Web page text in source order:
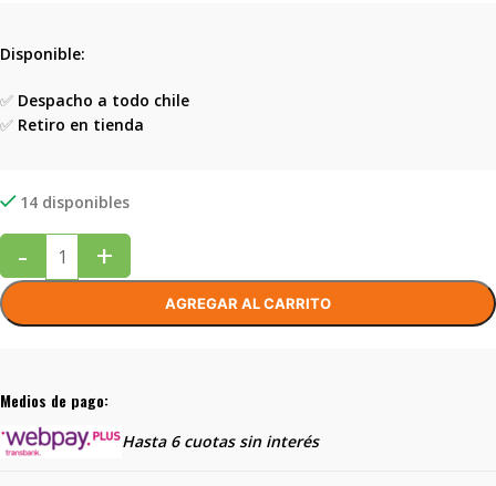
Disponible:
✅ Despacho a todo chile
✅ Retiro en tienda
14 disponibles
- +
AGREGAR AL CARRITO
Medios de pago:
Hasta 6 cuotas sin interés